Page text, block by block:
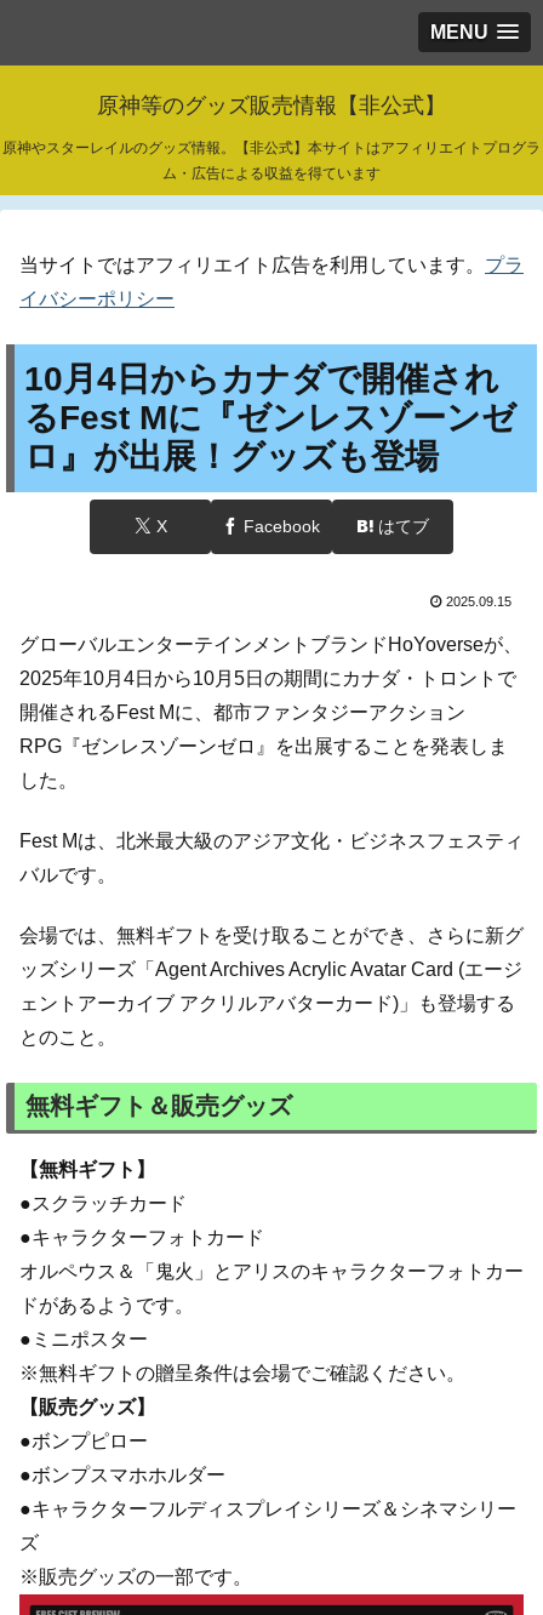
MENU
原神等のグッズ販売情報【非公式】
原神やスターレイルのグッズ情報。【非公式】本サイトはアフィリエイトプログラ
ム・広告による収益を得ています
当サイトではアフィリエイト広告を利用しています。 プラ
イバシーポリシー
10月4日からカナダで開催され
るFest Mに『ゼンレスゾーンゼ
ロ』が出展！グッズも登場
X Facebook はてブ
2025.09.15
グローバルエンターテインメントブランドHoYoverseが、
2025年10月4日から10月5日の期間にカナダ・トロントで
開催されるFest Mに、都市ファンタジーアクション
RPG『ゼンレスゾーンゼロ』を出展することを発表しま
した。
Fest Mは、北米最大級のアジア文化・ビジネスフェスティ
バルです。
会場では、無料ギフトを受け取ることができ、さらに新グ
ッズシリーズ「Agent Archives Acrylic Avatar Card (エージ
ェントアーカイブ アクリルアバターカード)」も登場する
とのこと。
無料ギフト＆販売グッズ
【無料ギフト】
●スクラッチカード
●キャラクターフォトカード
オルペウス＆「鬼火」とアリスのキャラクターフォトカー
ドがあるようです。
●ミニポスター
※無料ギフトの贈呈条件は会場でご確認ください。
【販売グッズ】
●ボンプピロー
●ボンプスマホホルダー
●キャラクターフルディスプレイシリーズ＆シネマシリー
ズ
※販売グッズの一部です。